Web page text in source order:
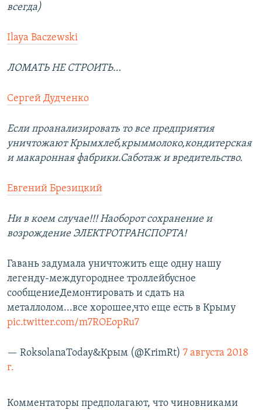
всегда)
Ilaya Baczewski
ЛОМАТЬ НЕ СТРОИТЬ…
Сергей Дудченко
Если проанализировать то все предприятия
уничтожают Крымхлеб,крыммолоко,кондитерская
и макаронная фабрики.Саботаж и вредительство.
Евгений Брезицкий
Ни в коем случае!!! Наоборот сохранение и
возрождение ЭЛЕКТРОТРАНСПОРТА!
Гавань задумала уничтожить еще одну нашу
легенду-междугороднее троллейбусное
сообщениеДемонтировать и сдать на
металлолом...все хорошее,что еще есть в Крыму
pic.twitter.com/m7ROEopRu7
— RoksolanaToday&Крым (@KrimRt) 7 августа 2018
г.
Комментаторы предполагают, что чиновниками